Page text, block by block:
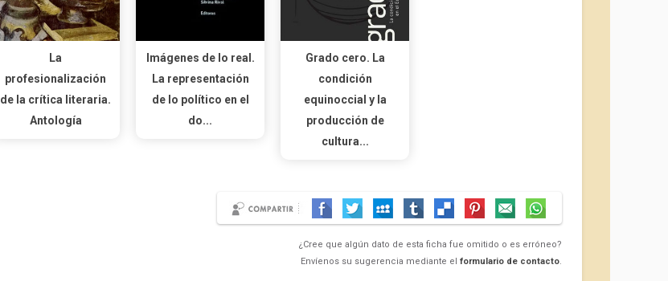
La
profesionalización
de la crítica literaria.
Antología
Imágenes de lo real.
La representación
de lo político en el
do...
Grado cero. La
condición
equinoccial y la
producción de
cultura...
¿Cree que algún dato de esta ficha fue omitido o es erróneo?
Envíenos su sugerencia mediante el formulario de contacto.